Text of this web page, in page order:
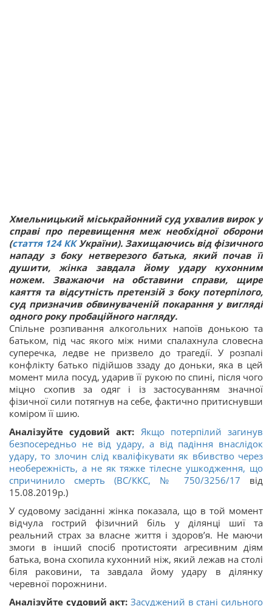
Хмельницький міськрайонний суд ухвалив вирок у
справі про перевищення меж необхідної оборони
(стаття 124 ККУкраїни). Захищаючись від фізичного
нападу з боку нетверезого батька, який почав її
душити, жінка завдала йому удару кухонним
ножем. Зважаючи на обставини справи, щире
каяття та відсутність претензій з боку потерпілого,
суд призначив обвинуваченій покарання у вигляді
одного року пробаційного нагляду.
Спільне розпивання алкогольних напоїв донькою та
батьком, під час якого між ними спалахнула словесна
суперечка, ледве не призвело до трагедії. У розпалі
конфлікту батько підійшов ззаду до доньки, яка в цей
момент мила посуд, ударив її рукою по спині, після чого
міцно схопив за одяг і із застосуванням значної
фізичної сили потягнув на себе, фактично притиснувши
коміром її шию.
Аналізуйте судовий акт: Якщо потерпілий загинув
безпосередньо не від удару, а від падіння внаслідок
удару, то злочин слід кваліфікувати як вбивство через
необережність, а не як тяжке тілесне ушкодження, що
спричинило смерть (ВС/ККС, № 750/3256/17 від
15.08.2019р.)
У судовому засіданні жінка показала, що в той момент
відчула гострий фізичний біль у ділянці шиї та
реальний страх за власне життя і здоров’я. Не маючи
змоги в інший спосіб протистояти агресивним діям
батька, вона схопила кухонний ніж, який лежав на столі
біля раковини, та завдала йому удару в ділянку
черевної порожнини.
Аналізуйте судовий акт: Засуджений в стані сильного